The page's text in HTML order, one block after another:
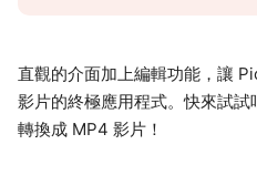
直觀的介面加上編輯功能，讓
影片的終極應用程式。快來試
轉換成 MP4 影片！